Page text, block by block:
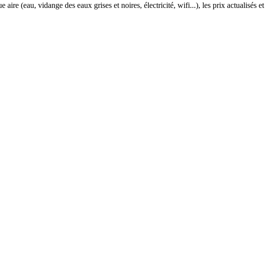
(eau, vidange des eaux grises et noires, électricité, wifi...), les prix actualisés et